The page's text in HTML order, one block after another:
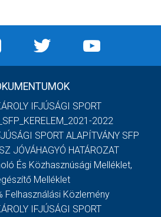
IFJÚSÁGI SPORT
2022
SPORT ALAPÍTVÁNY SFP
JÓVÁHAGYÓ HATÁROZAT
És Közhasznúsági Melléklet,
Melléklet
Felhasználási Közlemény
IFJÚSÁGI SPORT